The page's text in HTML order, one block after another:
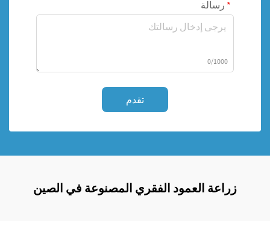
رسالة
0/1000
تقدم
زراعة العمود الفقري المصنوعة في الصين